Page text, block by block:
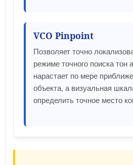
VCO Pinpoint
Позволяет точно
режиме точного поиска тон
нарастает по мере
объекта, а визуальная
определить точное место